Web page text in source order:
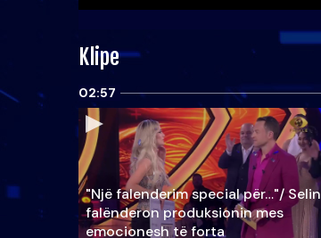
Klipe
02:57
"Një falenderim special për…"/ Selin
falënderon produksionin mes
emocionesh të forta